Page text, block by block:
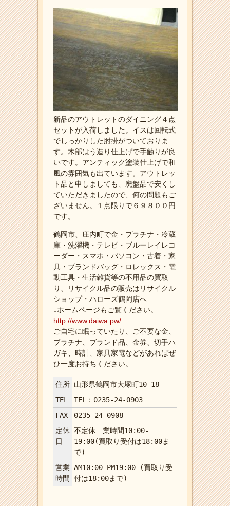
新品のアウトレットのダイニング４点
セットが入荷しました。イスは回転式
でしっかりした肘掛がついておりま
す。木部はう造り仕上げで手触りが良
いです。アンティック塗装仕上げで和
風の雰囲気も出ています。アウトレッ
ト品と申しましても、廃盤品で安くし
ていただきましたので、何の問題もご
ざいません。１点限りで６９８００円
です。
鶴岡市、庄内町で金・プラチナ・冷蔵
庫・洗濯機・テレビ・ブルーレイレコ
ーダー・スマホ・パソコン・古着・家
具・ブランドバッグ・ロレックス・電
動工具・生活雑貨等の不用品の買取
り、リサイクル品の販売はリサイクル
ショップ・ハローズ鶴岡店へ
↓ホームページもご覧ください。
http://www.daiwa.pw/
ご自宅に眠っていたり、ご不要な金、
プラチナ、ブランド品、金券、切手ハ
ガキ、時計、家具家電などがあればぜ
ひ一度お持ちください。
住所 山形県鶴岡市大塚町10-18
TEL
TEL：0235-24-0903
FAX
0235-24-0908
定休
日
不定休 業時間10:00-
19:00(買取り受付は18:00ま
で)
営業
時間
AM10:00-PM19:00 (買取り受
付は18:00まで)